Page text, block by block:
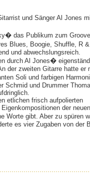
und Sänger Al Jones
das Publikum zum
Blues, Boogie, Shuffle,
und abwechslungsreich.
durch Al Jones�
der zweiten Gitarre hatte
Soli und farbigen
Schmid und Drummer
etlichen frisch aufpolierten
der
gibt. Aber zu spüren
es vier Zugaben von